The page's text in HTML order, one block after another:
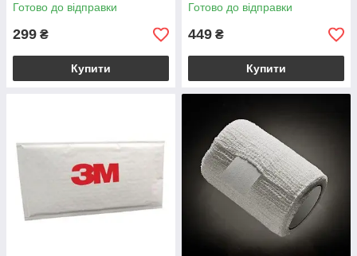
Готово до відправки
299 ₴
Купити
Готово до відправки
449 ₴
Купити